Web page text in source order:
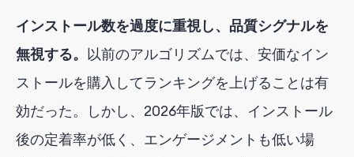
インストール数を過度に重視し、品質シグナルを
無視する。 以前のアルゴリズムでは、安価なイン
ストールを購入してランキングを上げることは有
効だった。しかし、2026年版では、インストール
後の定着率が低く、エンゲージメントも低い場